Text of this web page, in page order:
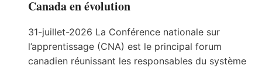
Canada en évolution
31-juillet-2026 La Conférence nationale sur
l’apprentissage (CNA) est le principal forum
canadien réunissant les responsables du système